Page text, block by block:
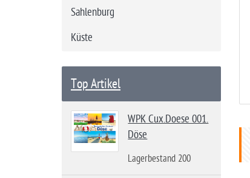
Sahlenburg
Küste
Top Artikel
WPK Cux.Doese 001.
Döse
Lagerbestand 200